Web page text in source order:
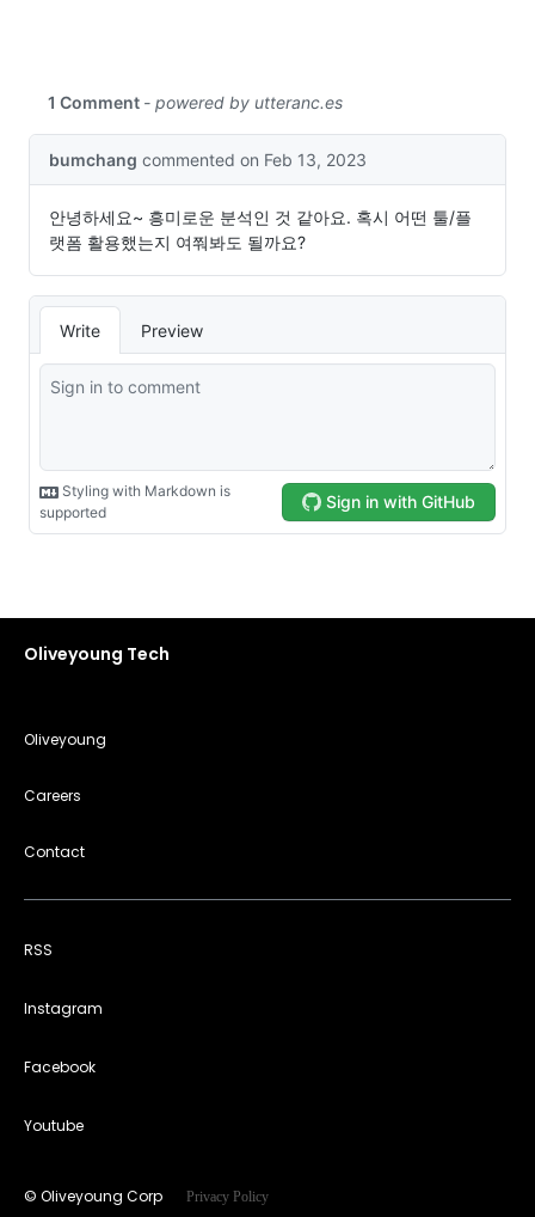
Oliveyoung Tech
Oliveyoung
Careers
Contact
RSS
Instagram
Facebook
Youtube
© Oliveyoung Corp Privacy Policy